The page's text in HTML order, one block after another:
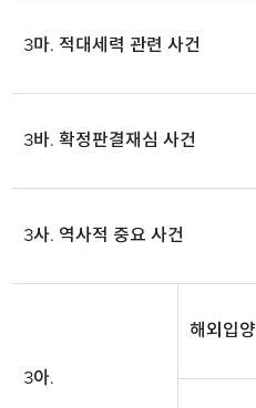
상
합
3마. 적대세력 관련 사건
3바. 확정판결재심 사건
3사. 역사적 중요 사건
3아.
해외입양